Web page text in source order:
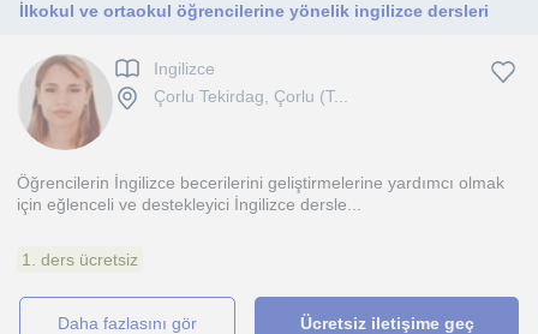
İlkokul ve ortaokul öğrencilerine yönelik ingilizce dersleri
Ingilizce
Çorlu Tekirdag, Çorlu (T...
Öğrencilerin İngilizce becerilerini geliştirmelerine yardımcı olmak
için eğlenceli ve destekleyici İngilizce dersle...
1. ders ücretsiz
daha fazlasını gör Ücretsiz iletişime geç